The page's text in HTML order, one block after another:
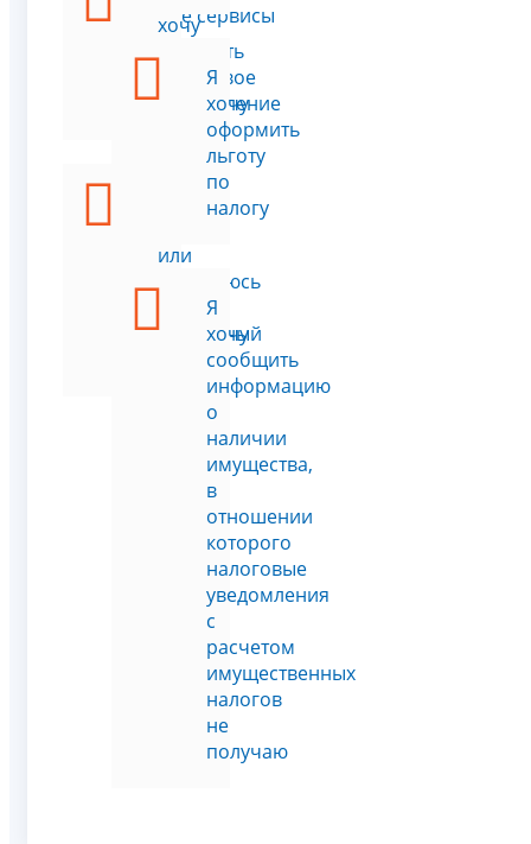
хочу
получить
налоговое
уведомление
или
собираюсь
купить
земельный
участок
Я
хочу
оформить
льготу
по
налогу
Я
хочу
сообщить
информацию
о
наличии
имущества,
в
отношении
которого
налоговые
уведомления
с
расчетом
имущественных
налогов
не
получаю
Все сервисы